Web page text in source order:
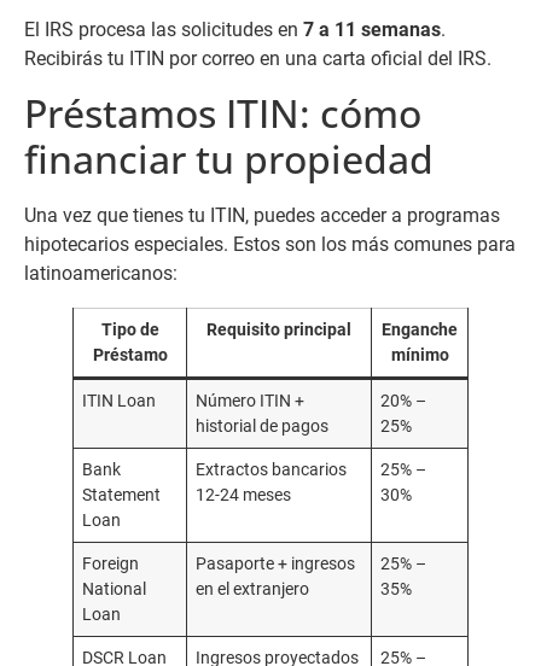
El IRS procesa las solicitudes en 7 a 11 semanas.
Recibirás tu ITIN por correo en una carta oficial del IRS.
Préstamos ITIN: cómo
financiar tu propiedad
Una vez que tienes tu ITIN, puedes acceder a programas
hipotecarios especiales. Estos son los más comunes para
latinoamericanos:
Tipo de
Préstamo
Requisito principal
Enganche
mínimo
ITIN Loan
Número ITIN +
historial de pagos
20% –
25%
Bank
Statement
Loan
Extractos bancarios
12-24 meses
25% –
30%
Foreign
National
Loan
Pasaporte + ingresos
en el extranjero
25% –
35%
DSCR Loan Ingresos proyectados 25% –